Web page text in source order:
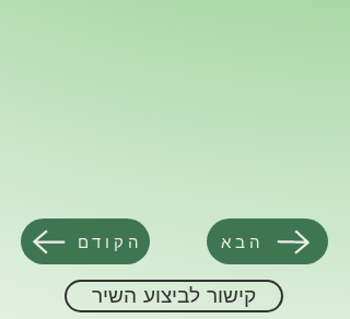
הקודם הבא
קישור לביצוע השיר